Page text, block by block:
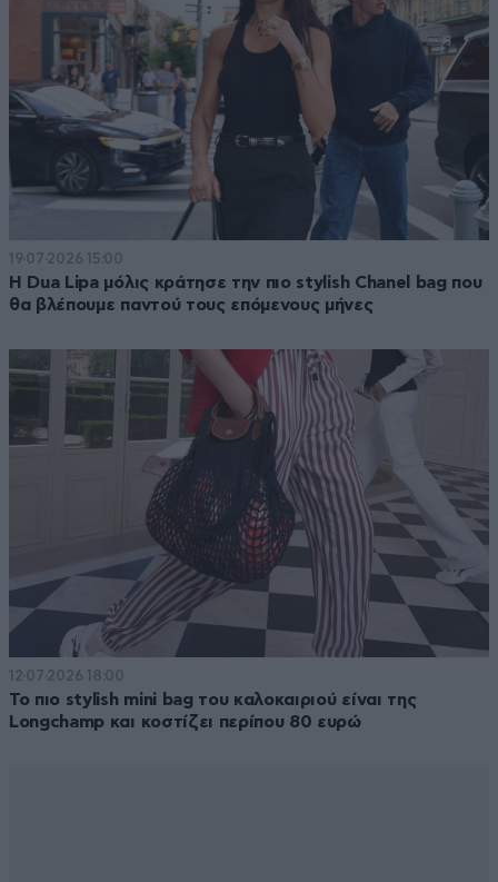
19·07·2026 15:00
Η Dua Lipa μόλις κράτησε την πιο stylish Chanel bag που
θα βλέπουμε παντού τους επόμενους μήνες
12·07·2026 18:00
Το πιο stylish mini bag του καλοκαιριού είναι της
Longchamp και κοστίζει περίπου 80 ευρώ